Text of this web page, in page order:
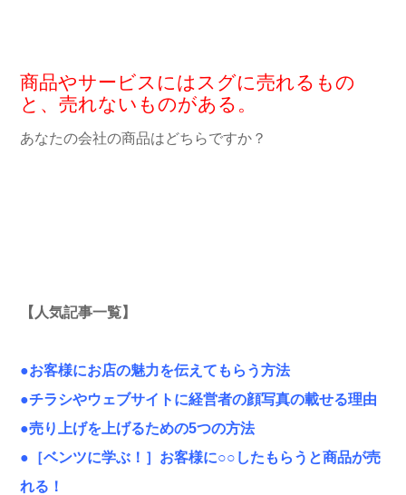
商品やサービスにはスグに売れるもの
と、売れないものがある。
あなたの会社の商品はどちらですか？
【人気記事一覧】
●お客様にお店の魅力を伝えてもらう方法
●チラシやウェブサイトに経営者の顔写真の載せる理由
●売り上げを上げるための5つの方法
●［ベンツに学ぶ！］お客様に○○したもらうと商品が売
れる！